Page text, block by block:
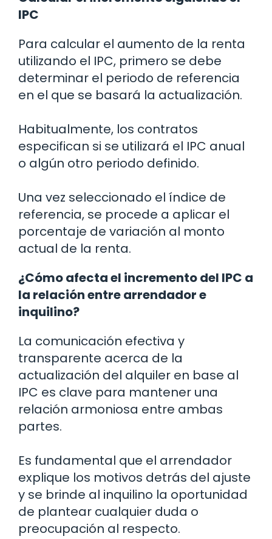
IPC
Para calcular el aumento de la renta
utilizando el IPC, primero se debe
determinar el periodo de referencia
en el que se basará la actualización.
Habitualmente, los contratos
especifican si se utilizará el IPC anual
o algún otro periodo definido.
Una vez seleccionado el índice de
referencia, se procede a aplicar el
porcentaje de variación al monto
actual de la renta.
¿Cómo afecta el incremento del IPC a
la relación entre arrendador e
inquilino?
La comunicación efectiva y
transparente acerca de la
actualización del alquiler en base al
IPC es clave para mantener una
relación armoniosa entre ambas
partes.
Es fundamental que el arrendador
explique los motivos detrás del ajuste
y se brinde al inquilino la oportunidad
de plantear cualquier duda o
preocupación al respecto.